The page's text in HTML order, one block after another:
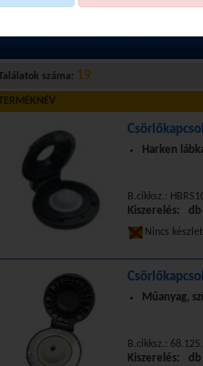
»Csörlőkapcsoló
száma: 19
Harken
B.cikksz.:
Kiszerelés: db
Nincs
Műanyag,
B.cikksz.:
Kiszerelés: db